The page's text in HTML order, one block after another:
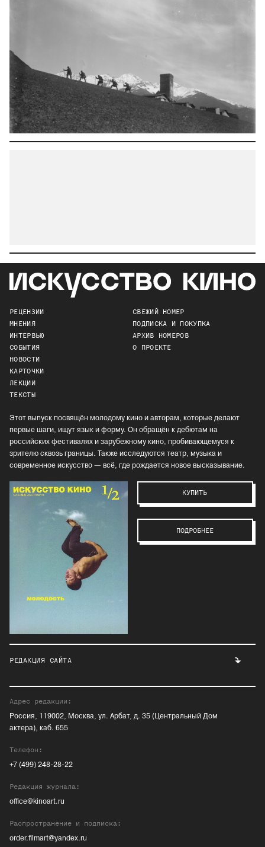
РЕЦЕНЗИИ
МНЕНИЯ
ИНТЕРВЬЮ
СОБЫТИЯ
НОВОСТИ
КАРТОЧКИ
ЛЕКЦИИ
ТЕКСТЫ
СВЕЖИЙ НОМЕР
ПОДПИСКА И ПОКУПКА
АРХИВ НОМЕРОВ
О ПРОЕКТЕ
Этот выпуск посвящён молодому кино и авторам, которые делают
первые шаги, ищут язык и форму. Он обращён к дебютам на
российских фестивалях и зарубежному кино, пробивающемуся к
зрителю сквозь границы. Также исследуются театр, музыка и
современное искусство — всё, где рождается новое высказывание.
КУПИТЬ
ПОДРОБНЕЕ
РЕДАКЦИЯ САЙТА
Адрес редакции:
Россия, 119002, Москва, ул. Арбат, д. 35 (Центральный Дом
актера), каб. 655
Телефон:
+7 (499) 248-28-22
Редакция журнала:
office@kinoart.ru
Распространение и подписка:
order.filmart@yandex.ru